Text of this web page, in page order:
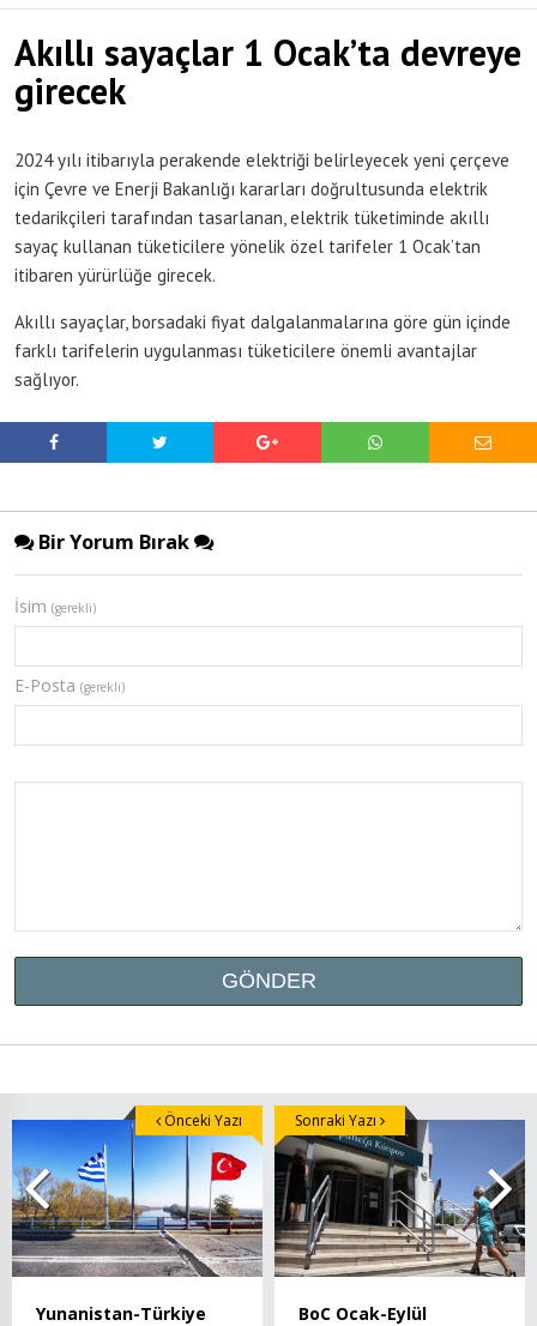
Akıllı sayaçlar 1 Ocak’ta devreye
girecek
2024 yılı itibarıyla perakende elektriği belirleyecek yeni çerçeve
için Çevre ve Enerji Bakanlığı kararları doğrultusunda elektrik
tedarikçileri tarafından tasarlanan, elektrik tüketiminde akıllı
sayaç kullanan tüketicilere yönelik özel tarifeler 1 Ocak’tan
itibaren yürürlüğe girecek.
Akıllı sayaçlar, borsadaki fiyat dalgalanmalarına göre gün içinde
farklı tarifelerin uygulanması tüketicilere önemli avantajlar
sağlıyor.
Bir Yorum Bırak
İsim (gerekli)
E-Posta (gerekli)
Yunanistan-Türkiye
Önceki Yazı
BoC Ocak-Eylül
Sonraki Yazı